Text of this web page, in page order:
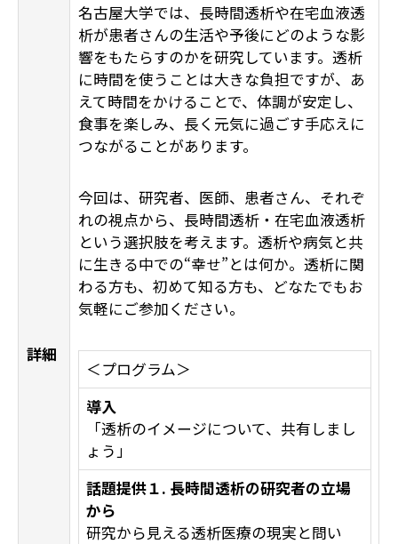
詳細
名古屋大学では、長時間透析や在宅血液透
析が患者さんの生活や予後にどのような影
響をもたらすのかを研究しています。透析
に時間を使うことは大きな負担ですが、あ
えて時間をかけることで、体調が安定し、
食事を楽しみ、長く元気に過ごす手応えに
つながることがあります。
今回は、研究者、医師、患者さん、それぞ
れの視点から、長時間透析・在宅血液透析
という選択肢を考えます。透析や病気と共
に生きる中での“幸せ”とは何か。透析に関
わる方も、初めて知る方も、どなたでもお
気軽にご参加ください。
＜プログラム＞
導入
「透析のイメージについて、共有しまし
ょう」
話題提供１. 長時間透析の研究者の立場
から
研究から見える透析医療の現実と問い